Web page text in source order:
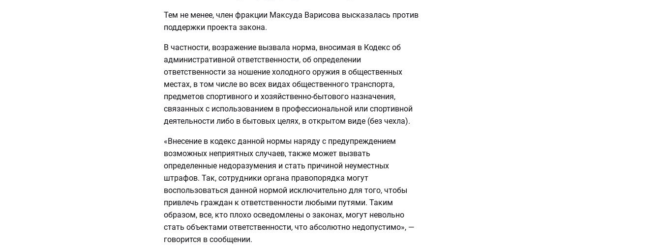
Тем не менее, член фракции Максуда Варисова высказалась против
поддержки проекта закона.
В частности, возражение вызвала норма, вносимая в Кодекс об
административной ответственности, об определении
ответственности за ношение холодного оружия в общественных
местах, в том числе во всех видах общественного транспорта,
предметов спортивного и хозяйственно-бытового назначения,
связанных с использованием в профессиональной или спортивной
деятельности либо в бытовых целях, в открытом виде (без чехла).
«Внесение в кодекс данной нормы наряду с предупреждением
возможных неприятных случаев, также может вызвать
определенные недоразумения и стать причиной неуместных
штрафов. Так, сотрудники органа правопорядка могут
воспользоваться данной нормой исключительно для того, чтобы
привлечь граждан к ответственности любыми путями. Таким
образом, все, кто плохо осведомлены о законах, могут невольно
стать объектами ответственности, что абсолютно недопустимо», —
говорится в сообщении.